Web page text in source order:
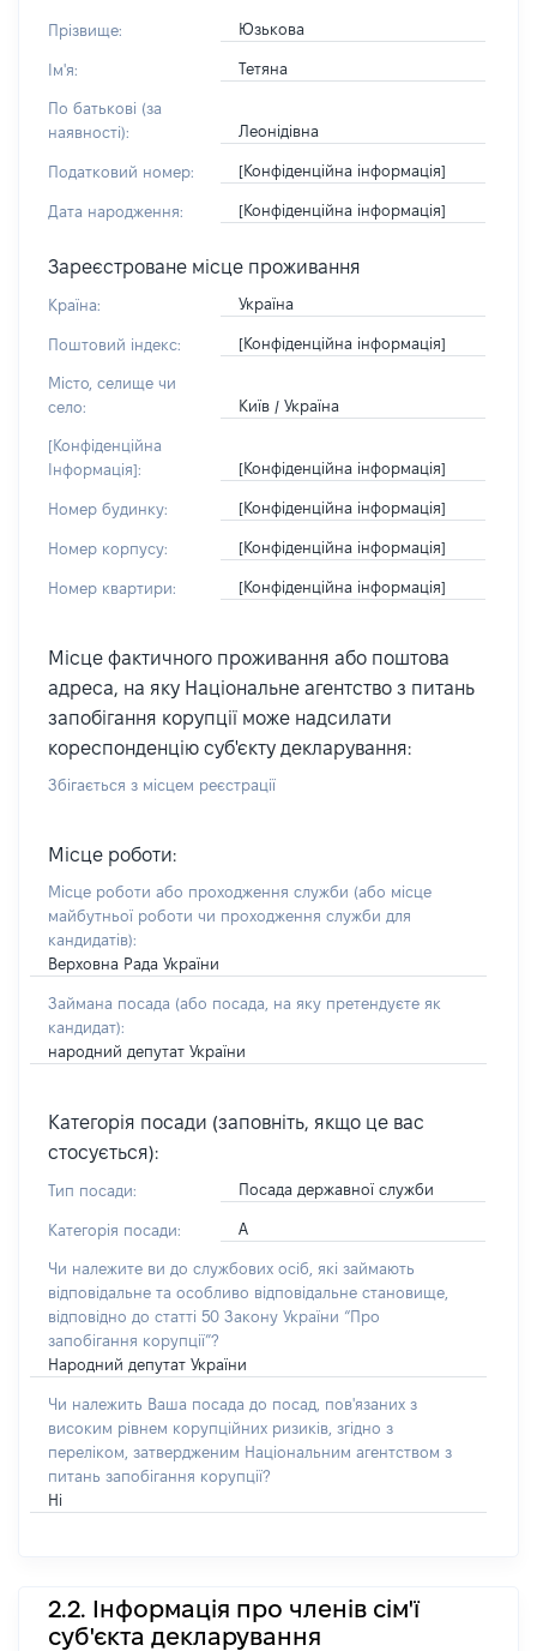
Прізвище: Юзькова
Ім'я: Тетяна
По батькові (за
наявності):
Леонідівна
Податковий номер: [Конфіденційна інформація]
Дата народження: [Конфіденційна інформація]
Зареєстроване місце проживання
Країна: Україна
Поштовий індекс: [Конфіденційна інформація]
Місто, селище чи
село:
Київ / Україна
[Конфіденційна
Інформація]:
[Конфіденційна інформація]
Номер будинку: [Конфіденційна інформація]
Номер корпусу: [Конфіденційна інформація]
Номер квартири: [Конфіденційна інформація]
Місце фактичного проживання або поштова
адреса, на яку Національне агентство з питань
запобігання корупції може надсилати
кореспонденцію суб'єкту декларування:
Збігається з місцем реєстрації
Місце роботи:
Місце роботи або проходження служби (або місце
майбутньої роботи чи проходження служби для
кандидатів):
Верховна Рада України
Займана посада (або посада, на яку претендуєте як
кандидат):
народний депутат України
Категорія посади (заповніть, якщо це вас
стосується):
Тип посади: Посада державної служби
Категорія посади: А
Чи належите ви до службових осіб, які займають
відповідальне та особливо відповідальне становище,
відповідно до статті 50 Закону України “Про
запобігання корупції”?
Народний депутат України
Чи належить Ваша посада до посад, пов'язаних з
високим рівнем корупційних ризиків, згідно з
переліком, затвердженим Національним агентством з
питань запобігання корупції?
Ні
2.2. Інформація про членів сім'ї
суб'єкта декларування